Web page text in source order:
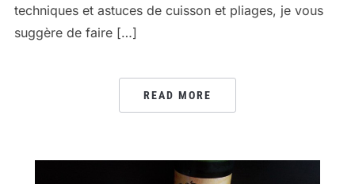
techniques et astuces de cuisson et pliages, je vous
suggère de faire […]
READ MORE